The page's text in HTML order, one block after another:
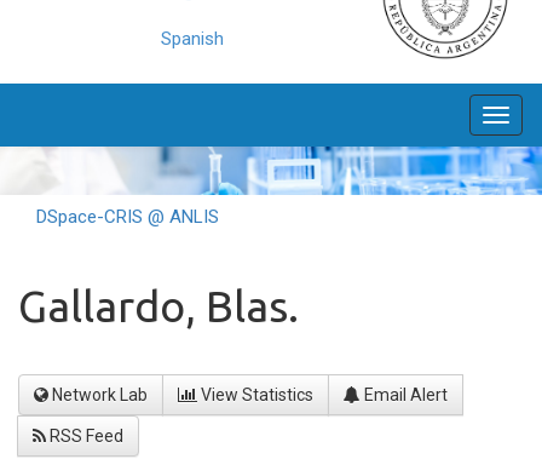
Spanish
DSpace-CRIS @ ANLIS
Gallardo, Blas.
Network Lab View Statistics Email Alert
RSS Feed